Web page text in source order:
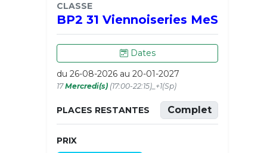
CLASSE
BP2 31 Viennoiseries MeS
Dates
du 26-08-2026 au 20-01-2027
17Mercredi(s) (17:00-22:15)_+1(Sp)
PLACES RESTANTES Complet
PRIX